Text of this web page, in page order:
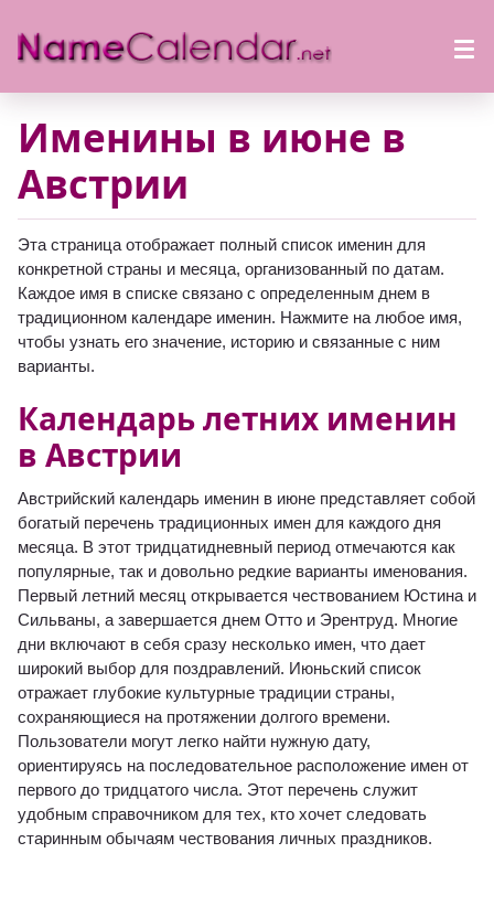
Именины в июне в
Австрии
Эта страница отображает полный список именин для
конкретной страны и месяца, организованный по датам.
Каждое имя в списке связано с определенным днем в
традиционном календаре именин. Нажмите на любое имя,
чтобы узнать его значение, историю и связанные с ним
варианты.
Календарь летних именин
в Австрии
Австрийский календарь именин в июне представляет собой
богатый перечень традиционных имен для каждого дня
месяца. В этот тридцатидневный период отмечаются как
популярные, так и довольно редкие варианты именования.
Первый летний месяц открывается чествованием Юстина и
Сильваны, а завершается днем Отто и Эрентруд. Многие
дни включают в себя сразу несколько имен, что дает
широкий выбор для поздравлений. Июньский список
отражает глубокие культурные традиции страны,
сохраняющиеся на протяжении долгого времени.
Пользователи могут легко найти нужную дату,
ориентируясь на последовательное расположение имен от
первого до тридцатого числа. Этот перечень служит
удобным справочником для тех, кто хочет следовать
старинным обычаям чествования личных праздников.